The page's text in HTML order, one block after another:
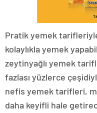
Pratik yemek
kolaylıkla yemek
zeytinyağlı yemek
fazlası yüzlerce
nefis yemek tarifleri,
daha keyifli hale